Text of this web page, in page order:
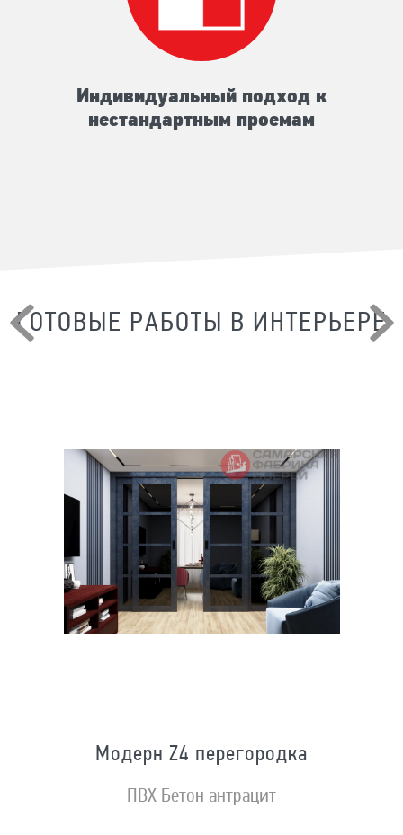
Индивидуальный подход к
нестандартным проемам
ГОТОВЫЕ РАБОТЫ В ИНТЕРЬЕРЕ
Модерн Z4 перегородка
ПВХ Бетон антрацит